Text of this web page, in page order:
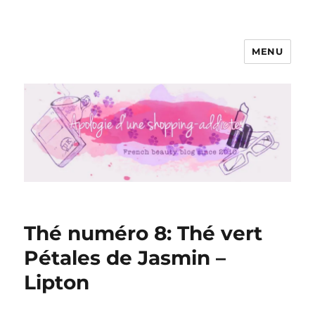
Apologie d'une Shopping-addicte
MENU
Thé numéro 8: Thé vert
Pétales de Jasmin –
Lipton